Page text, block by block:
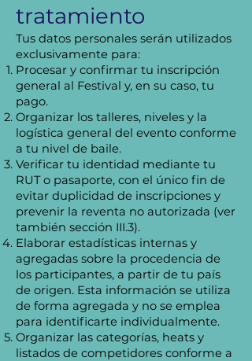
tratamiento
Tus datos personales serán utilizados
exclusivamente para:
Procesar y confirmar tu inscripción
general al Festival y, en su caso, tu
pago.
Organizar los talleres, niveles y la
logística general del evento conforme
a tu nivel de baile.
Verificar tu identidad mediante tu
RUT o pasaporte, con el único fin de
evitar duplicidad de inscripciones y
prevenir la reventa no autorizada (ver
también sección III.3).
Elaborar estadísticas internas y
agregadas sobre la procedencia de
los participantes, a partir de tu país
de origen. Esta información se utiliza
de forma agregada y no se emplea
para identificarte individualmente.
Organizar las categorías, heats y
listados de competidores conforme a